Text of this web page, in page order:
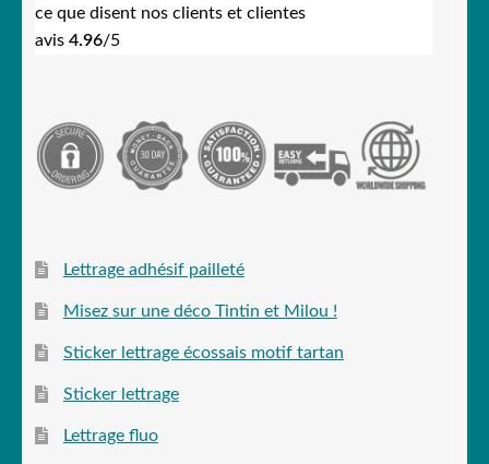
ce que disent nos clients et clientes
avis 4.96/5
Lettrage adhésif pailleté
Misez sur une déco Tintin et Milou !
Sticker lettrage écossais motif tartan
Sticker lettrage
Lettrage fluo